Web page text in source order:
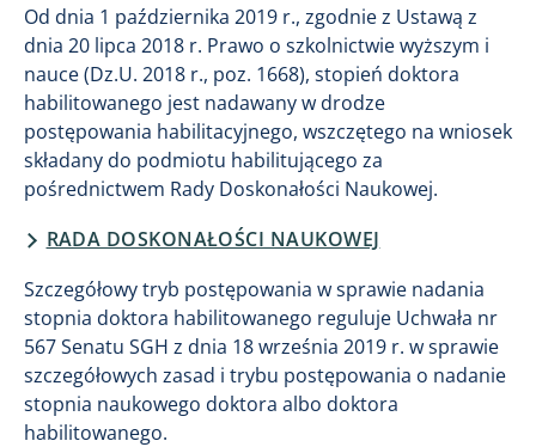
Od dnia 1 października 2019 r., zgodnie z Ustawą z
dnia 20 lipca 2018 r. Prawo o szkolnictwie wyższym i
nauce (Dz.U. 2018 r., poz. 1668), stopień doktora
habilitowanego jest nadawany w drodze
postępowania habilitacyjnego, wszczętego na wniosek
składany do podmiotu habilitującego za
pośrednictwem Rady Doskonałości Naukowej.
RADA DOSKONAŁOŚCI NAUKOWEJ
Szczegółowy tryb postępowania w sprawie nadania
stopnia doktora habilitowanego reguluje Uchwała nr
567 Senatu SGH z dnia 18 września 2019 r. w sprawie
szczegółowych zasad i trybu postępowania o nadanie
stopnia naukowego doktora albo doktora
habilitowanego.